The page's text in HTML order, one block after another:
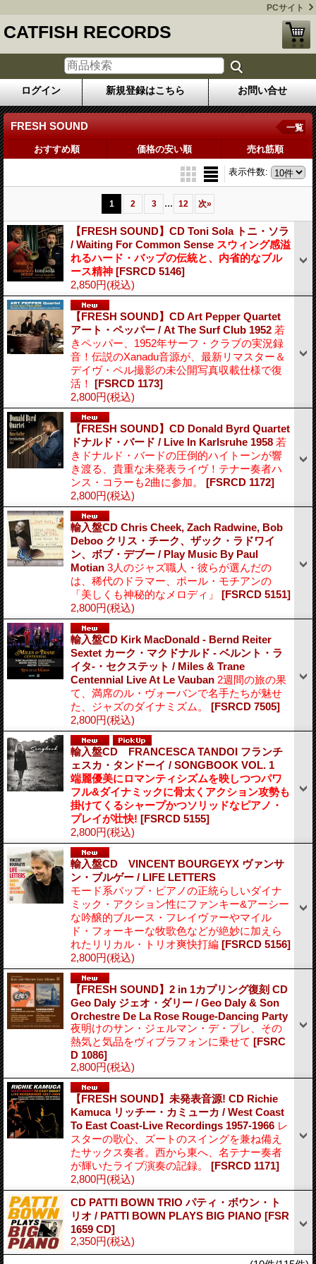
PCサイト
CATFISH RECORDS
ログイン 新規登録はこちら お問い合せ
FRESH SOUND 一覧
おすすめ順 価格の安い順 売れ筋順
表示件数:
1 2 3 ... 12 次»
【FRESH SOUND】CD Toni Sola トニ・ソラ
/ Waiting For Common Sense スウィング感溢
れるハード・バップの伝統と、内省的なブル
ース精神 [FSRCD 5146]
2,850円(税込)
【FRESH SOUND】CD Art Pepper Quartet
アート・ペッパー / At The Surf Club 1952 若
きペッパー、1952年サーフ・クラブの実況録
音！伝説のXanadu音源が、最新リマスター＆
デイヴ・ペル撮影の未公開写真収載仕様で復
活！ [FSRCD 1173]
2,800円(税込)
【FRESH SOUND】CD Donald Byrd Quartet
ドナルド・バード / Live In Karlsruhe 1958 若
きドナルド・バードの圧倒的ハイトーンが響
き渡る、貴重な未発表ライヴ！テナー奏者ハ
ンス・コラーも2曲に参加。
[FSRCD 1172]
2,800円(税込)
輸入盤CD Chris Cheek, Zach Radwine, Bob
Deboo クリス・チーク、ザック・ラドワイ
ン、ボブ・デブー / Play Music By Paul
Motian 3人のジャズ職人・彼らが選んだの
は、稀代のドラマー、ポール・モチアンの
「美しくも神秘的なメロディ」 [FSRCD 5151]
2,800円(税込)
輸入盤CD Kirk MacDonald - Bernd Reiter
Sextet カーク・マクドナルド - ベルント・ラ
イタ-・セクステット / Miles & Trane
Centennial Live At Le Vauban 2週間の旅の果
て、満席のル・ヴォーバンで名手たちが魅せ
た、ジャズのダイナミズム。
[FSRCD 7505]
2,800円(税込)
輸入盤CD FRANCESCA TANDOI フランチ
ェスカ・タンドーイ / SONGBOOK VOL. 1
端麗優美にロマンティシズムを映しつつパワ
フル&ダイナミックに骨太くアクション攻勢も
掛けてくるシャープかつソリッドなピアノ・
プレイが壮快! [FSRCD 5155]
2,800円(税込)
輸入盤CD VINCENT BOURGEYX ヴァンサ
ン・ブルゲー / LIFE LETTERS
モード系バップ・ピアノの正統らしいダイナ
ミック・アクション性にファンキー&アーシー
な吟醸的ブルース・フレイヴァーやマイル
ド・フォーキーな牧歌色などが絶妙に加えら
れたリリカル・トリオ爽快打編 [FSRCD 5156]
2,800円(税込)
【FRESH SOUND】2 in 1カプリング復刻 CD
Geo Daly ジェオ・ダリー / Geo Daly & Son
Orchestre De La Rose Rouge-Dancing Party
夜明けのサン・ジェルマン・デ・プレ、その
熱気と気品をヴィブラフォンに乗せて [FSRC
D 1086]
2,800円(税込)
【FRESH SOUND】未発表音源! CD Richie
Kamuca リッチー・カミューカ / West Coast
To East Coast-Live Recordings 1957-1966 レ
スターの歌心、ズートのスイングを兼ね備え
たサックス奏者。西から東へ、名テナー奏者
が輝いたライブ演奏の記録。
[FSRCD 1171]
2,800円(税込)
CD PATTI BOWN TRIO パティ・ボウン・ト
リオ / PATTI BOWN PLAYS BIG PIANO [FSR
1659 CD]
2,350円(税込)